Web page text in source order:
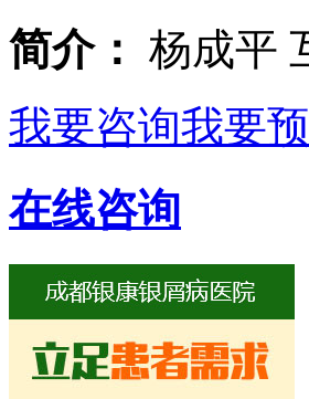
简介： 杨成平
我要咨询我要
在线咨询